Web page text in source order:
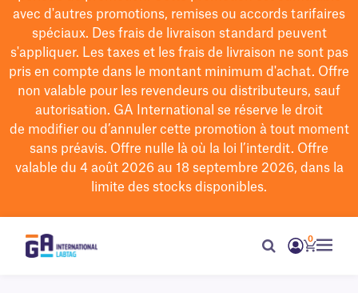
avec d'autres promotions, remises ou accords tarifaires
spéciaux. Des frais de livraison standard peuvent
s'appliquer. Les taxes et les frais de livraison ne sont pas
pris en compte dans le montant minimum d'achat. Offre
non valable pour les revendeurs ou distributeurs, sauf
autorisation. GA International se réserve le droit
de modifierou d’annuler cette promotion à tout moment
sans préavis. Offre nulle là où la loi l’interdit. Offre
valable du 4 août 2026 au 18 septembre 2026, dans la
limite des stocks disponibles.
0